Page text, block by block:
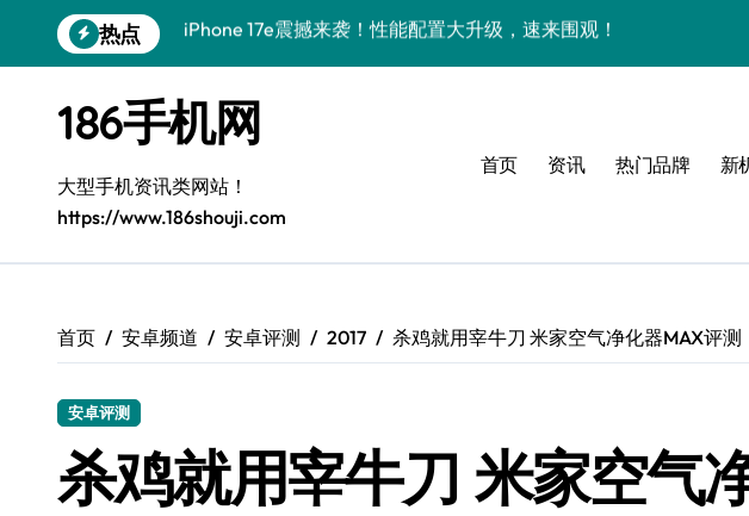
到
热点
三星Galaxy Z Fold7震撼来袭，折叠屏新巅峰等你体验！
荣耀WIN RT资讯神器来袭！一手新鲜，速握掌中！
荣耀WIN RT速递来袭！一机掌控，实用资讯秒达你手！
小米17震撼来袭！速览新动态，解锁超实用功能！
小米17 Ultra震撼来袭！前沿科技，一机掌控未来新体验！
荣耀Magic8 RSR深度揭秘：新功能酷炫，优惠多，速看评测！
186手机网
大型手机资讯类网站！
https://www.186shouji.com
首页 资讯 热门品牌 新
首页 安卓频道 安卓评测 2017 杀鸡就用宰牛刀 米家空气净化器MAX评测
安卓评测
杀鸡就用宰牛刀 米家空气